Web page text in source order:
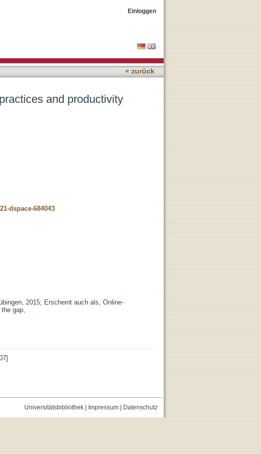
Einloggen
« zurück
and productivity
dspace-684043
2015; Erscheint auch als, Online-
gap,
Universitätsbibliothek| Impressum| Datenschutz